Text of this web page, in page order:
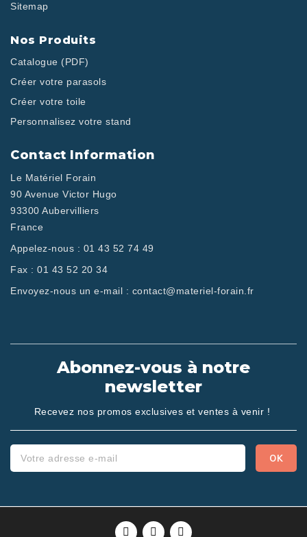
Sitemap
Nos Produits
Catalogue (PDF)
Créer votre parasols
Créer votre toile
Personnalisez votre stand
Contact Information
Le Matériel Forain
90 Avenue Victor Hugo
93300 Aubervilliers
France
Appelez-nous : 01 43 52 74 49
Fax : 01 43 52 20 34
Envoyez-nous un e-mail : contact@materiel-forain.fr
Abonnez-vous à notre
newsletter
Recevez nos promos exclusives et ventes à venir !